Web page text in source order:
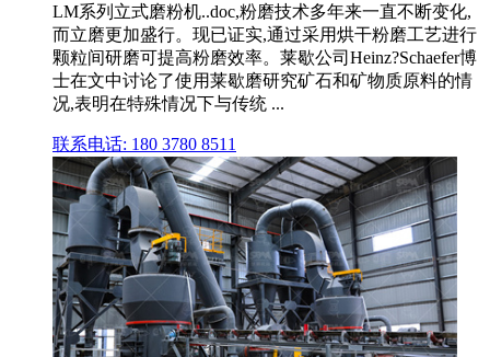
LM系列立式磨粉机..doc,粉磨技术多年来一直不断变化,
而立磨更加盛行。现已证实,通过采用烘干粉磨工艺进行
颗粒间研磨可提高粉磨效率。莱歇公司Heinz?Schaefer博
士在文中讨论了使用莱歇磨研究矿石和矿物质原料的情
况,表明在特殊情况下与传统 ...
联系电话: 180 3780 8511